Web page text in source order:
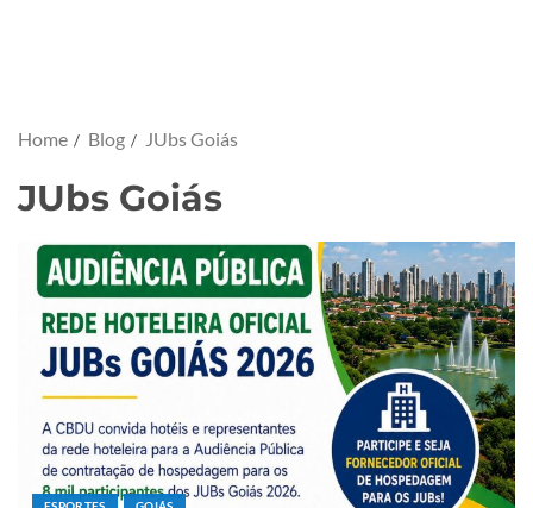
Home Blog JUbs Goiás
JUbs Goiás